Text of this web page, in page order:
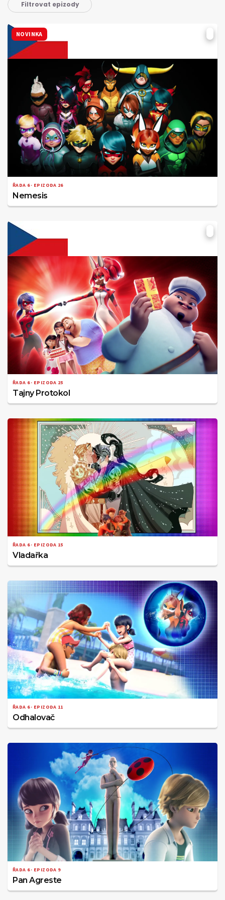
Filtrovat epizody
NOVINKA
ŘADA 6 · EPIZODA 26
Nemesis
ŘADA 6 · EPIZODA 25
Tajny Protokol
ŘADA 6 · EPIZODA 15
Vladařka
ŘADA 6 · EPIZODA 11
Odhalovač
ŘADA 6 · EPIZODA 9
Pan Agreste